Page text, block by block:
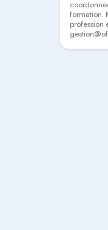
formation.
profession